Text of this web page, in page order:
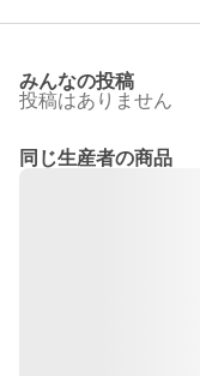
みんなの投稿
投稿はありません
同じ生産者の商品